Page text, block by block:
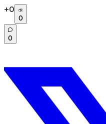
+0
0
0